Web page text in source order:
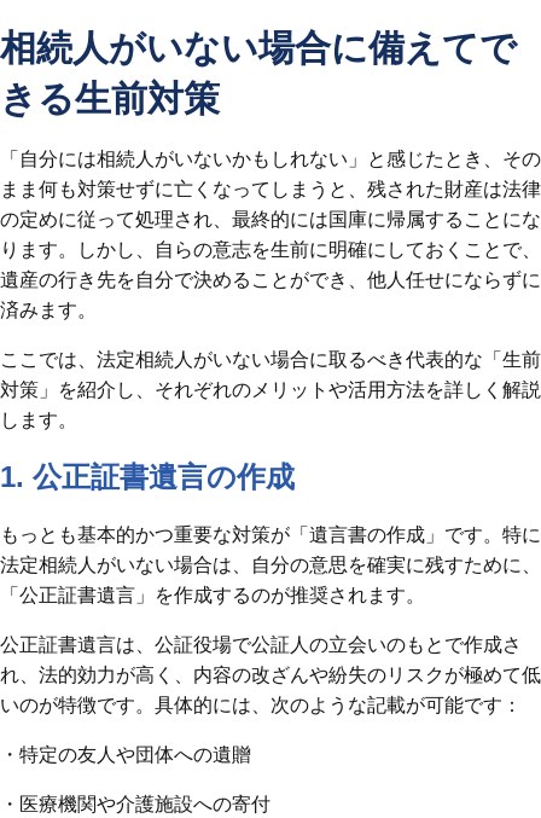
相続人がいない場合に備えてで
きる生前対策
「自分には相続人がいないかもしれない」と感じたとき、その
まま何も対策せずに亡くなってしまうと、残された財産は法律
の定めに従って処理され、最終的には国庫に帰属することにな
ります。しかし、自らの意志を生前に明確にしておくことで、
遺産の行き先を自分で決めることができ、他人任せにならずに
済みます。
ここでは、法定相続人がいない場合に取るべき代表的な「生前
対策」を紹介し、それぞれのメリットや活用方法を詳しく解説
します。
1. 公正証書遺言の作成
もっとも基本的かつ重要な対策が「遺言書の作成」です。特に
法定相続人がいない場合は、自分の意思を確実に残すために、
「公正証書遺言」を作成するのが推奨されます。
公正証書遺言は、公証役場で公証人の立会いのもとで作成さ
れ、法的効力が高く、内容の改ざんや紛失のリスクが極めて低
いのが特徴です。具体的には、次のような記載が可能です：
・特定の友人や団体への遺贈
・医療機関や介護施設への寄付